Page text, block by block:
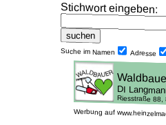
Stich­wort ein­geben:
Suche im Namen Adresse
Werbung auf